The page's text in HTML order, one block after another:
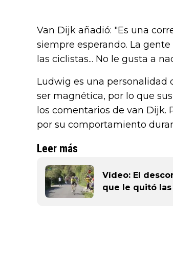
Van Dijk añadió: "Es una
siempre esperando. La
las ciclistas... No le gusta a
Ludwig es una personalidad
ser magnética, por lo que
los comentarios de van Dijk.
por su comportamiento
Leer más
Vídeo: El
que le quitó las